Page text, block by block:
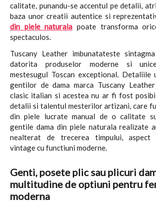
calitate, punandu-se accentul pe detalii,
baza unor creatii autentice si
din piele naturala poate transforma
spectaculos.
Tuscany Leather imbunatateste
datorita produselor moderne si
mestesugul Toscan exceptional. Detaliile
gentilor de dama marca Tuscany
clasic italian si acestea nu ar fi fost
detalii si talentul mesterilor artizani, care
din piele lucrate manual de o calitate
gentile dama din piele naturala realizate
nealterat de trecerea timpului, aspect
vintage cu functiuni moderne.
Genti, posete plic sau plicuri
multitudine de optiuni pentru
moderna